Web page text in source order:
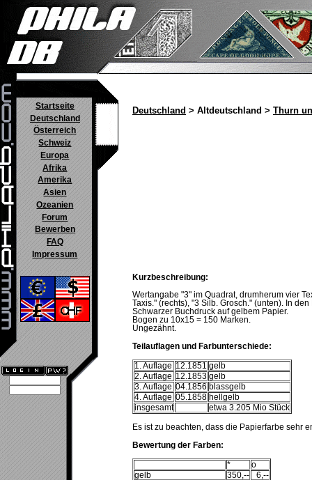
Startseite
Deutschland
Österreich
Schweiz
Europa
Afrika
Amerika
Asien
Ozeanien
Forum
Bewerben
FAQ
Impressum
Deutschland > Altdeutschland > Thurn
Kurzbeschreibung:
Wertangabe "3" im Quadrat, drumherum vier
Taxis." (rechts), "3 Silb. Grosch." (unten). In
Schwarzer Buchdruck auf gelbem Papier.
Bogen zu 10x15 = 150 Marken.
Ungezähnt.
Teilauflagen und Farbunterschiede:
1. Auflage 12.1851 gelb
2. Auflage 12.1853 gelb
3. Auflage 04.1856 blassgelb
4. Auflage 05.1858 hellgelb
insgesamt
etwa 3.205 Mio Stück
Es ist zu beachten, dass die Papierfarbe sehr
Bewertung der Farben:
*
o
gelb
350,--
6,--